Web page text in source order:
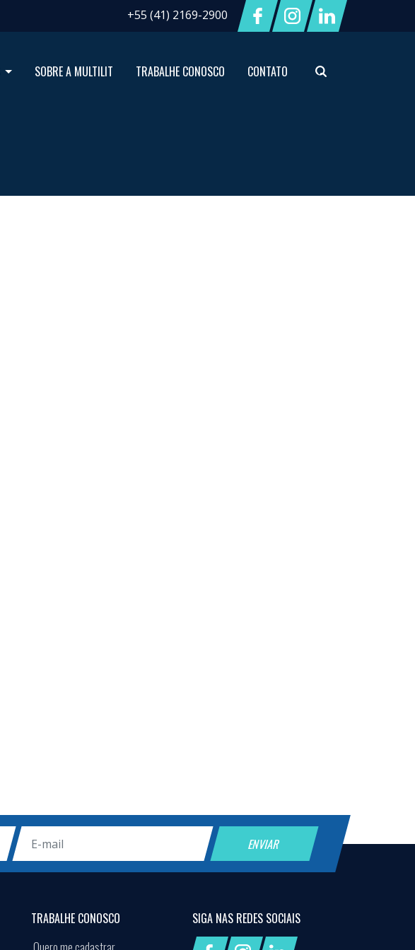
+55 (41) 2169-2900
SOBRE A MULTILIT TRABALHE CONOSCO CONTATO
TRABALHE CONOSCO
SIGA NAS REDES SOCIAIS